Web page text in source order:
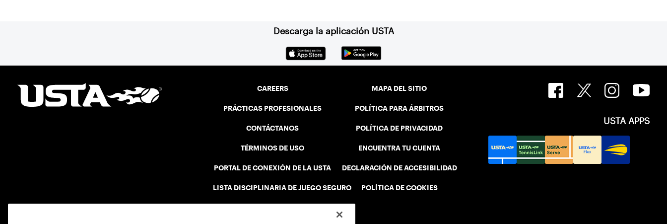
Descarga la aplicación USTA
CAREERS
PRÁCTICAS PROFESIONALES
CONTÁCTANOS
TÉRMINOS DE USO
PORTAL DE CONEXIÓN DE LA USTA
LISTA DISCIPLINARIA DE JUEGO SEGURO
MAPA DEL SITIO
POLÍTICA PARA ÁRBITROS
POLÍTICA DE PRIVACIDAD
ENCUENTRA TU CUENTA
DECLARACIÓN DE ACCESIBILIDAD
POLÍTICA DE COOKIES
USTA APPS